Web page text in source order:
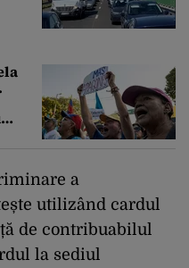
a
utilizând cardul
de contribuabilul
la sediul